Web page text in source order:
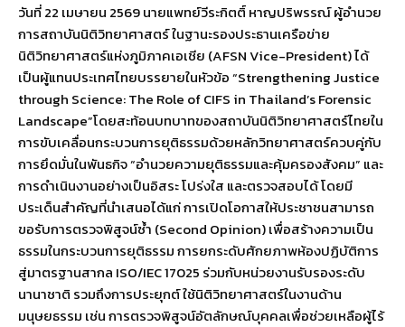
วันที่ 22 เมษายน 2569 นายแพทย์วีระกิตติ์ หาญปริพรรณ์ ผู้อำนวย
การสถาบันนิติวิทยาศาสตร์ ในฐานะรองประธานเครือข่าย
นิติวิทยาศาสตร์แห่งภูมิภาคเอเชีย (AFSN Vice-President) ได้
เป็นผู้แทนประเทศไทยบรรยายในหัวข้อ “Strengthening Justice
through Science: The Role of CIFS in Thailand’s Forensic
Landscape”โดยสะท้อนบทบาทของสถาบันนิติวิทยาศาสตร์ไทยใน
การขับเคลื่อนกระบวนการยุติธรรมด้วยหลักวิทยาศาสตร์ควบคู่กับ
การยึดมั่นในพันธกิจ “อำนวยความยุติธรรมและคุ้มครองสังคม” และ
การดำเนินงานอย่างเป็นอิสระ โปร่งใส และตรวจสอบได้ โดยมี
ประเด็นสำคัญที่นำเสนอได้แก่ การเปิดโอกาสให้ประชาชนสามารถ
ขอรับการตรวจพิสูจน์ซ้ำ (Second Opinion) เพื่อสร้างความเป็น
ธรรมในกระบวนการยุติธรรม การยกระดับศักยภาพห้องปฏิบัติการ
สู่มาตรฐานสากล ISO/IEC 17025 ร่วมกับหน่วยงานรับรองระดับ
นานาชาติ รวมถึงการประยุกต์ ใช้นิติวิทยาศาสตร์ในงานด้าน
มนุษยธรรม เช่น การตรวจพิสูจน์อัตลักษณ์บุคคลเพื่อช่วยเหลือผู้ไร้